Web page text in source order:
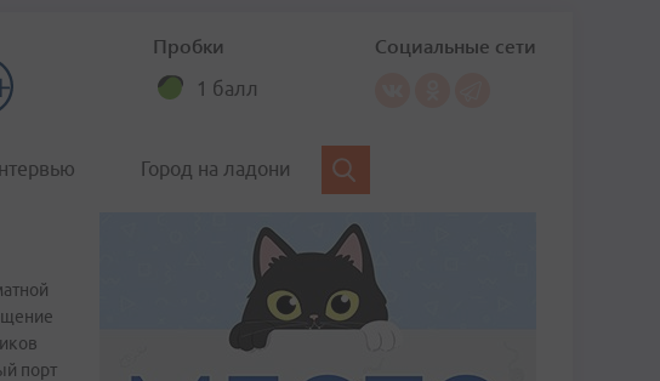
Пробки
1 балл
Социальные сети
Город на ладони
порт